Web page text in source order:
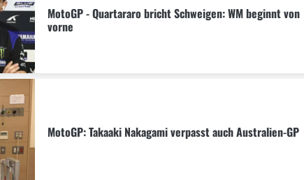
MotoGP - Quartararo bricht Schweigen: WM beginnt von
vorne
MotoGP: Takaaki Nakagami verpasst auch Australien-GP